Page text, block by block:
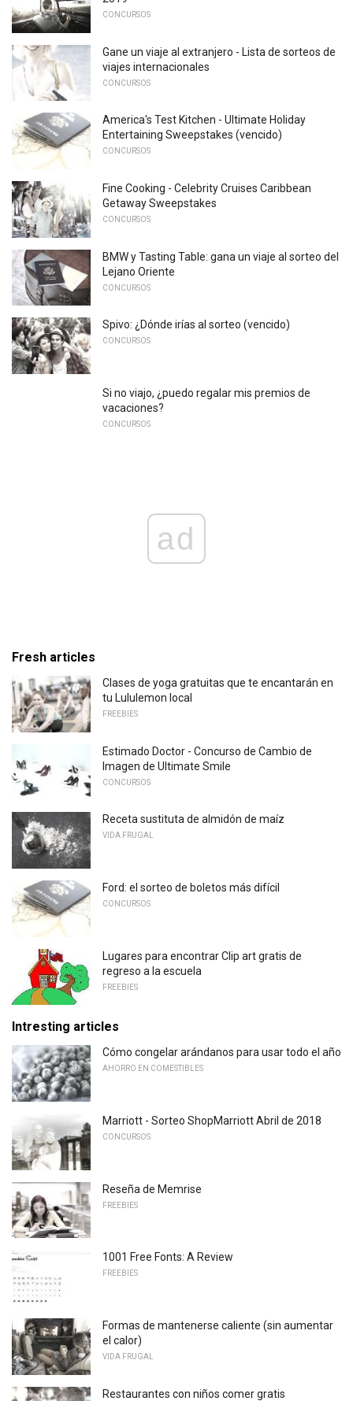
CONCURSOS
Gane un viaje al extranjero - Lista de sorteos de
viajes internacionales
CONCURSOS
America's Test Kitchen - Ultimate Holiday
Entertaining Sweepstakes (vencido)
CONCURSOS
Fine Cooking - Celebrity Cruises Caribbean
Getaway Sweepstakes
CONCURSOS
BMW y Tasting Table: gana un viaje al sorteo del
Lejano Oriente
CONCURSOS
Spivo: ¿Dónde irías al sorteo (vencido)
CONCURSOS
Si no viajo, ¿puedo regalar mis premios de
vacaciones?
CONCURSOS
ad
Fresh articles
Clases de yoga gratuitas que te encantarán en
tu Lululemon local
FREEBIES
Estimado Doctor - Concurso de Cambio de
Imagen de Ultimate Smile
CONCURSOS
Receta sustituta de almidón de maíz
VIDA FRUGAL
Ford: el sorteo de boletos más difícil
CONCURSOS
Lugares para encontrar Clip art gratis de
regreso a la escuela
FREEBIES
Intresting articles
Cómo congelar arándanos para usar todo el año
AHORRO EN COMESTIBLES
Marriott - Sorteo ShopMarriott Abril de 2018
CONCURSOS
Reseña de Memrise
FREEBIES
1001 Free Fonts: A Review
FREEBIES
Formas de mantenerse caliente (sin aumentar
el calor)
VIDA FRUGAL
Restaurantes con niños comer gratis